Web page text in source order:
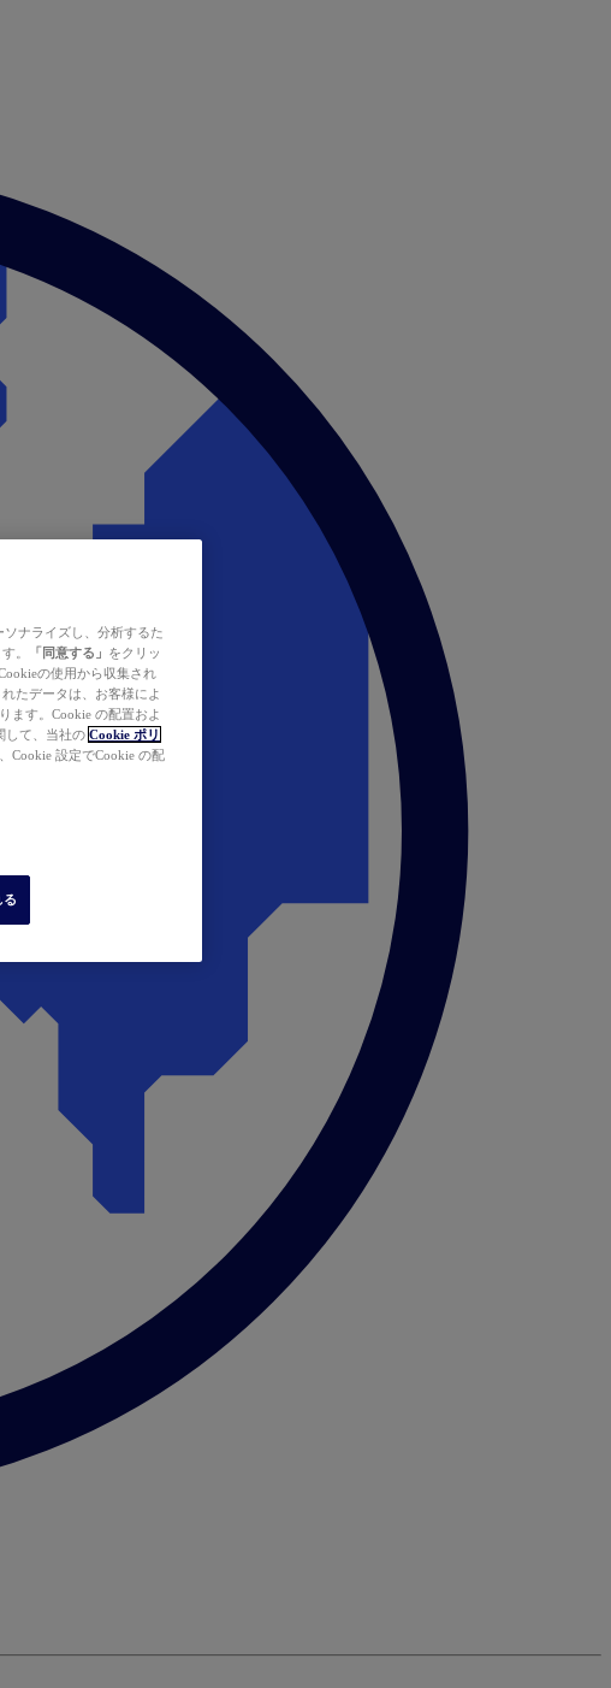
ナライズし、分析するた
。
「同意する」 をクリッ
の使用から収集され
たデータは、お客様によ
ます。Cookie の配置およ
して、当社の Cookie ポリ
Cookie 設定でCookie の配